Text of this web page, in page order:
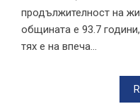
продължителност на
общината е 93.7
тях е на впеча...